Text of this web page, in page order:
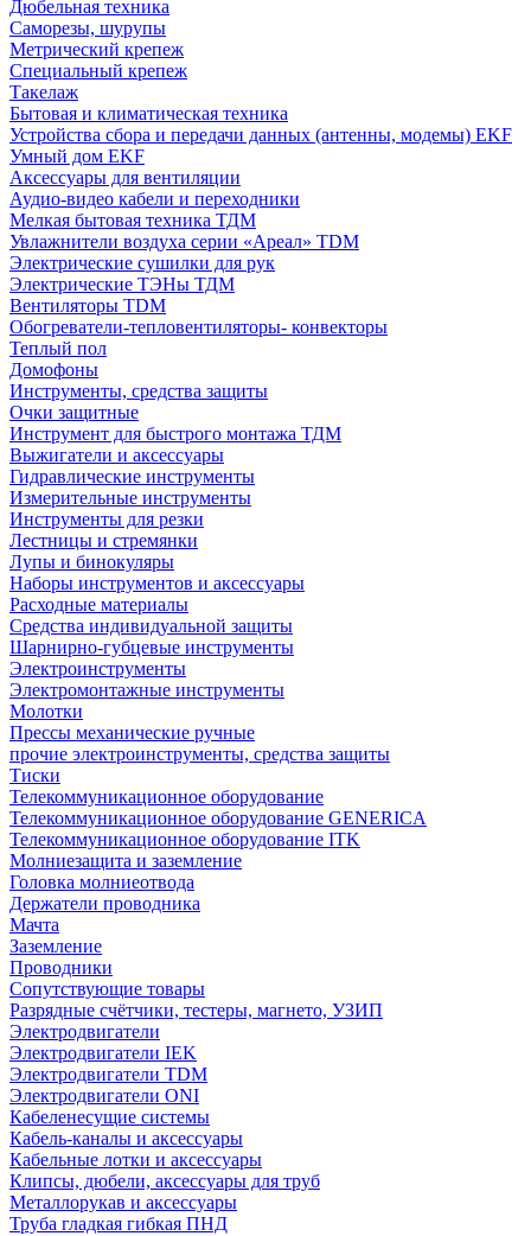
Дюбельная техника
Саморезы, шурупы
Метрический крепеж
Специальный крепеж
Такелаж
Бытовая и климатическая техника
Устройства сбора и передачи данных (антенны, модемы) EKF
Умный дом EKF
Аксессуары для вентиляции
Аудио-видео кабели и переходники
Мелкая бытовая техника ТДМ
Увлажнители воздуха серии «Ареал» TDM
Электрические сушилки для рук
Электрические ТЭНы ТДМ
Вентиляторы TDM
Обогреватели-тепловентиляторы- конвекторы
Теплый пол
Домофоны
Инструменты, средства защиты
Очки защитные
Инструмент для быстрого монтажа ТДМ
Выжигатели и аксессуары
Гидравлические инструменты
Измерительные инструменты
Инструменты для резки
Лестницы и стремянки
Лупы и бинокуляры
Наборы инструментов и аксессуары
Расходные материалы
Средства индивидуальной защиты
Шарнирно-губцевые инструменты
Электроинструменты
Электромонтажные инструменты
Молотки
Прессы механические ручные
прочие электроинструменты, средства защиты
Тиски
Телекоммуникационное оборудование
Телекоммуникационное оборудование GENERICA
Телекоммуникационное оборудование ITK
Молниезащита и заземление
Головка молниеотвода
Держатели проводника
Мачта
Заземление
Проводники
Сопутствующие товары
Разрядные счётчики, тестеры, магнето, УЗИП
Электродвигатели
Электродвигатели IEK
Электродвигатели TDM
Электродвигатели ONI
Кабеленесущие системы
Кабель-каналы и аксессуары
Кабельные лотки и аксессуары
Клипсы, дюбели, аксессуары для труб
Металлорукав и аксессуары
Труба гладкая гибкая ПНД